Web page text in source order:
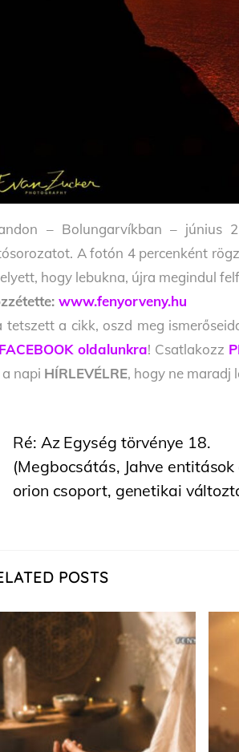
– Bolungarvíkban – június
A fotón 4 percenként
hogy lebukna, újra megindul
www.fenyorveny.hu
tetszett a cikk, oszd meg
FACEBOOK oldalunkra! Csatlakozz
napi HÍRLEVÉLRE, hogy ne maradj
Ré: Az Egység törvénye 18.
(Megbocsátás, Jahve entitások
orion csoport, genetikai
POSTS